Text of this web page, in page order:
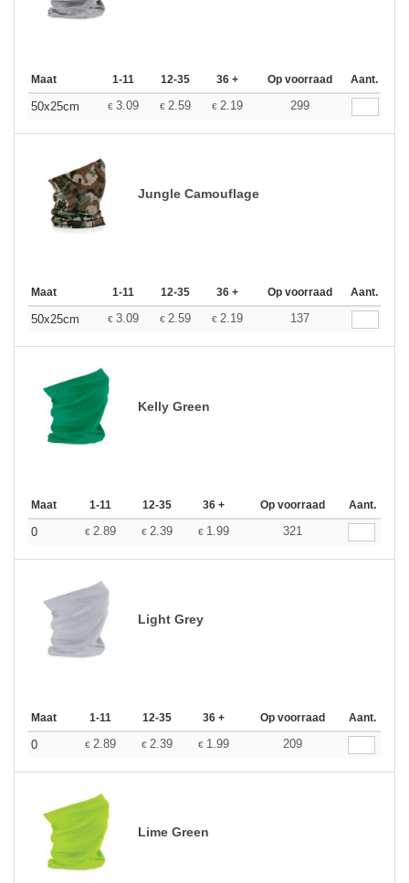
Maat 1-11 12-35 36 + Op voorraad Aant.
50x25cm € 3.09 € 2.59 € 2.19 299
Jungle Camouflage
Maat 1-11 12-35 36 + Op voorraad Aant.
50x25cm € 3.09 € 2.59 € 2.19 137
Kelly Green
Maat 1-11 12-35 36 + Op voorraad Aant.
0 € 2.89 € 2.39 € 1.99 321
Light Grey
Maat 1-11 12-35 36 + Op voorraad Aant.
0 € 2.89 € 2.39 € 1.99 209
Lime Green